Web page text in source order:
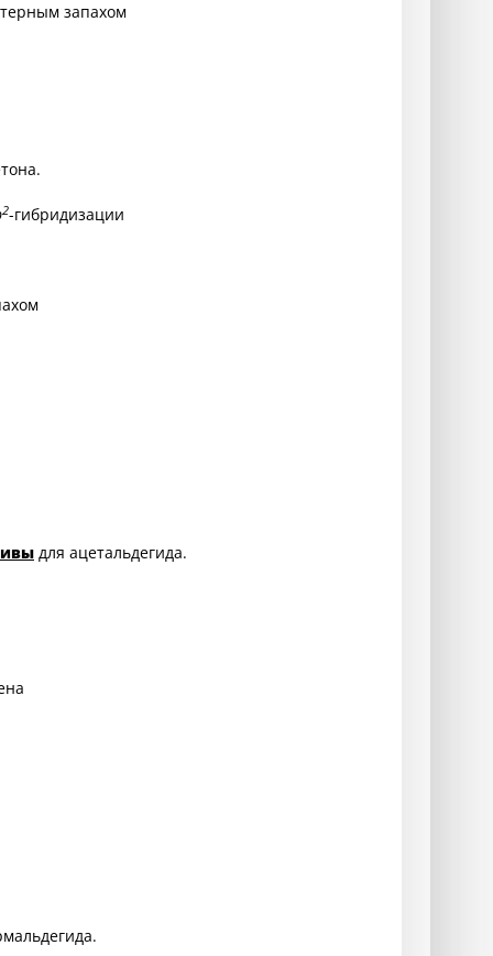
запахом
2-гибридизации
для ацетальдегида.